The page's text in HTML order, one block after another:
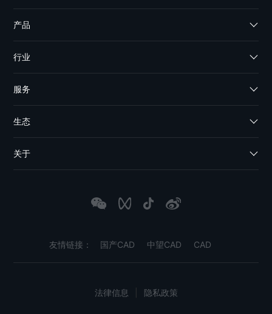
产品
行业
服务
生态
关于
友情链接： 国产CAD 中望CAD CAD
法律信息 隐私政策